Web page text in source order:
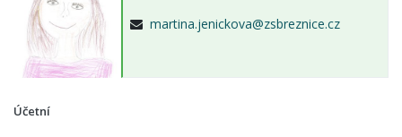
martina.jenickova@zsbreznice.cz
Účetní